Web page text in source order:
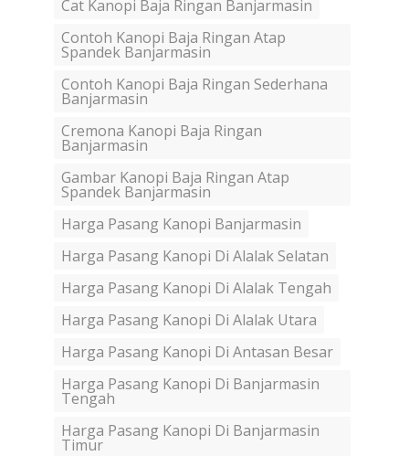
Cat Kanopi Baja Ringan Banjarmasin
Contoh Kanopi Baja Ringan Atap
Spandek Banjarmasin
Contoh Kanopi Baja Ringan Sederhana
Banjarmasin
Cremona Kanopi Baja Ringan
Banjarmasin
Gambar Kanopi Baja Ringan Atap
Spandek Banjarmasin
Harga Pasang Kanopi Banjarmasin
Harga Pasang Kanopi Di Alalak Selatan
Harga Pasang Kanopi Di Alalak Tengah
Harga Pasang Kanopi Di Alalak Utara
Harga Pasang Kanopi Di Antasan Besar
Harga Pasang Kanopi Di Banjarmasin
Tengah
Harga Pasang Kanopi Di Banjarmasin
Timur